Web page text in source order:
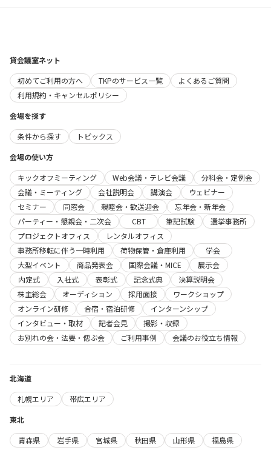
貸会議室ネット
初めてご利用の方へ
TKPのサービス一覧
よくあるご質問
利用規約・キャンセルポリシー
会場を探す
条件から探す
トピックス
会場の使い方
キックオフミーティング
Web会議・テレビ会議
分科会・定例会
会議・ミーティング
会社説明会 講演会
ウェビナー
セミナー
同窓会 親睦会・歓送迎会
忘年会・新年会
パーティー・懇親会・二次会
CBT 筆記試験
選挙事務所
プロジェクトオフィス
レンタルオフィス
事務所移転に伴う一時利用
荷物保管・倉庫利用
学会
大型イベント
商品発表会 国際会議・MICE
展示会
内定式
入社式 表彰式 記念式典
決算説明会
株主総会
オーディション 採用面接
ワークショップ
オンライン研修
合宿・宿泊研修
インターンシップ
インタビュー・取材
記者会見
撮影・収録
お別れの会・法要・偲ぶ会
ご利用事例 会議のお役立ち情報
北海道
札幌エリア
帯広エリア
東北
青森県
岩手県 宮城県 秋田県 山形県
福島県